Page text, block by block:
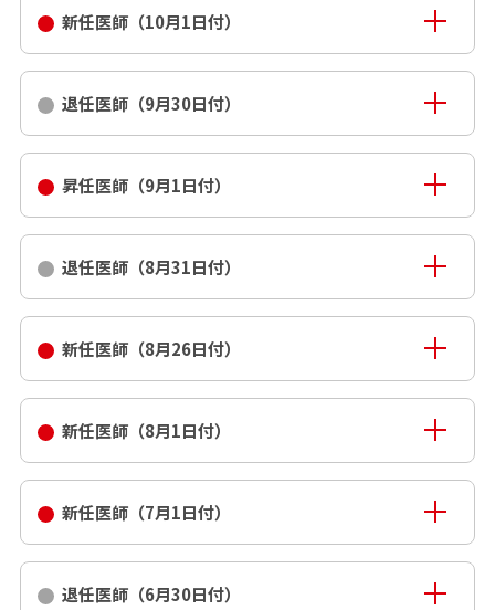
新任医師（10月1日付）
退任医師（9月30日付）
昇任医師（9月1日付）
退任医師（8月31日付）
新任医師（8月26日付）
新任医師（8月1日付）
新任医師（7月1日付）
退任医師（6月30日付）